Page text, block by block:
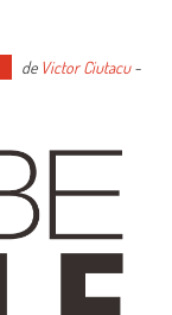
de Victor Ciutacu-